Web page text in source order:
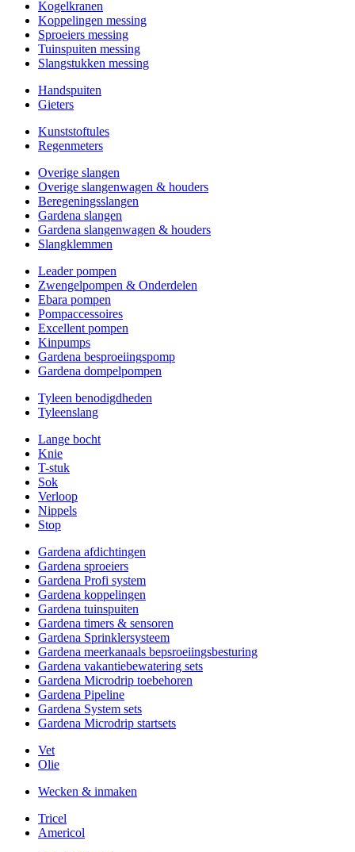
Kogelkranen
Koppelingen messing
Sproeiers messing
Tuinspuiten messing
Slangstukken messing
Handspuiten
Gieters
Kunststoftules
Regenmeters
Overige slangen
Overige slangenwagen & houders
Beregeningsslangen
Gardena slangen
Gardena slangenwagen & houders
Slangklemmen
Leader pompen
Zwengelpompen & Onderdelen
Ebara pompen
Pompaccessoires
Excellent pompen
Kinpumps
Gardena besproeiingspomp
Gardena dompelpompen
Tyleen benodigdheden
Tyleenslang
Lange bocht
Knie
T-stuk
Sok
Verloop
Nippels
Stop
Gardena afdichtingen
Gardena sproeiers
Gardena Profi system
Gardena koppelingen
Gardena tuinspuiten
Gardena timers & sensoren
Gardena Sprinklersysteem
Gardena meerkanaals bepsroeiingsbesturing
Gardena vakantiebewatering sets
Gardena Microdrip toebehoren
Gardena Pipeline
Gardena System sets
Gardena Microdrip startsets
Vet
Olie
Wecken & inmaken
Tricel
Americol